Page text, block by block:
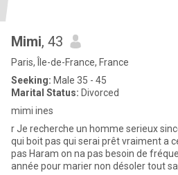
Mimi, 43
Paris, Île-de-France, France
Seeking: Male 35 - 45
Marital Status: Divorced
mimi ines
r Je recherche un homme serieux sincère honnêtes qui
qui boit pas qui serai prêt vraiment a ce marier dans le halal car
pas Haram on na pas besoin de
année pour